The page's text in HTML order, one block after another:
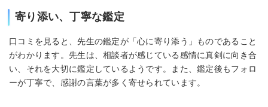
寄り添い、丁寧な鑑定
口コミを見ると、先生の鑑定が「心に寄り添う」ものであること
がわかります。先生は、相談者が感じている感情に真剣に向き合
い、それを大切に鑑定しているようです。また、鑑定後もフォロ
ーが丁寧で、感謝の言葉が多く寄せられています。